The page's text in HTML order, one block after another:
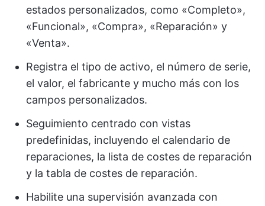
estados personalizados, como «Completo»,
«Funcional», «Compra», «Reparación» y
«Venta».
Registra el tipo de activo, el número de serie,
el valor, el fabricante y mucho más con los
campos personalizados.
Seguimiento centrado con vistas
predefinidas, incluyendo el calendario de
reparaciones, la lista de costes de reparación
y la tabla de costes de reparación.
Habilite una supervisión avanzada con